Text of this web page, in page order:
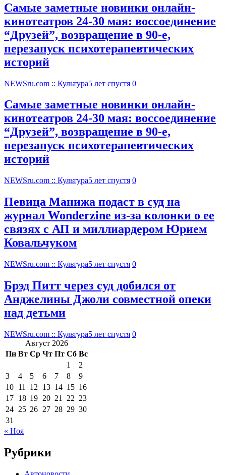
Самые заметные новинки онлайн-
кинотеатров 24-30 мая: воссоединение
“Друзей”, возвращение в 90-е,
перезапуск психотерапевтических
историй
NEWSru.com :: Культура5 лет спустя 0
Самые заметные новинки онлайн-
кинотеатров 24-30 мая: воссоединение
“Друзей”, возвращение в 90-е,
перезапуск психотерапевтических
историй
NEWSru.com :: Культура5 лет спустя 0
Певица Манижа подаст в суд на
журнал Wonderzine из-за колонки о ее
связях с АП и миллиардером Юрием
Ковальчуком
NEWSru.com :: Культура5 лет спустя 0
Брэд Питт через суд добился от
Анджелины Джоли совместной опеки
над детьми
NEWSru.com :: Культура5 лет спустя 0
Август 2026
Пн Вт Ср Чт Пт Сб Вс
1
2
3
4 5 6 7 8
9
10 11 12 13 14 15 16
17 18 19 20 21 22 23
24 25 26 27 28 29 30
31
« Ноя
Рубрики